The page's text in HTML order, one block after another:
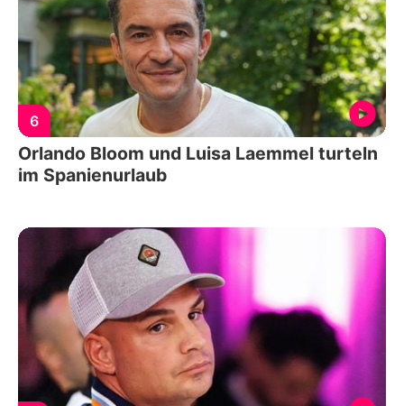
6
Orlando Bloom und Luisa Laemmel turteln
im Spanienurlaub